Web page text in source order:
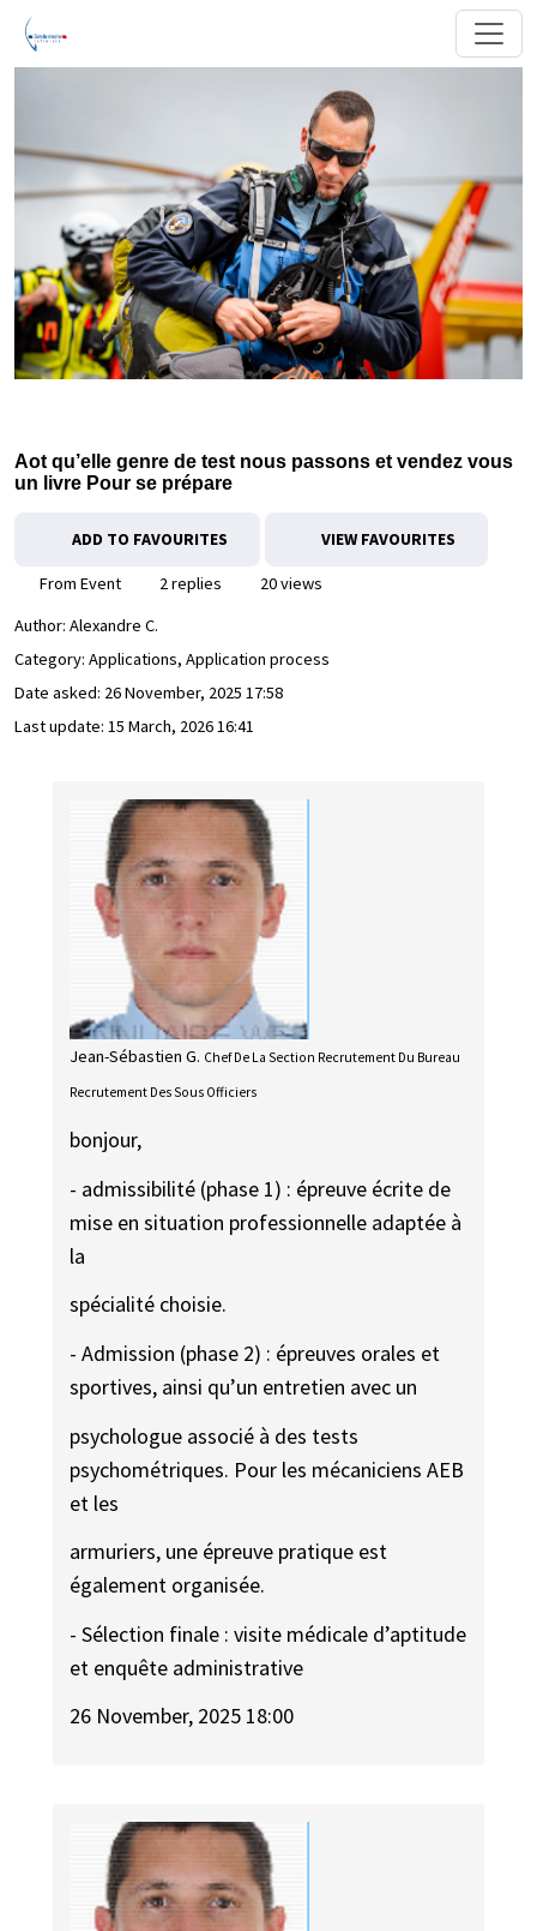
Aot qu’elle genre de test nous passons et vendez vous
un livre Pour se prépare
ADD TO FAVOURITES VIEW FAVOURITES
From Event 2 replies
20 views
Author: Alexandre C.
Category: Applications, Application process
Date asked: 26 November, 2025 17:58
Last update: 15 March, 2026 16:41
Jean-Sébastien G. Chef De La Section Recrutement Du Bureau
Recrutement Des Sous Officiers
bonjour,
- admissibilité (phase 1) : épreuve écrite de
mise en situation professionnelle adaptée à
la
spécialité choisie.
- Admission (phase 2) : épreuves orales et
sportives, ainsi qu’un entretien avec un
psychologue associé à des tests
psychométriques. Pour les mécaniciens AEB
et les
armuriers, une épreuve pratique est
également organisée.
- Sélection finale : visite médicale d’aptitude
et enquête administrative
26 November, 2025 18:00